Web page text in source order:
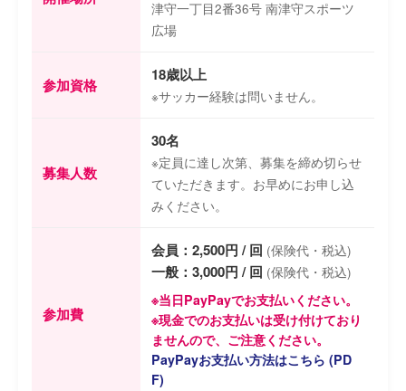
津守一丁目2番36号 南津守スポーツ
広場
参加資格
18歳以上
※サッカー経験は問いません。
募集人数
30名
※定員に達し次第、募集を締め切らせ
ていただきます。お早めにお申し込
みください。
参加費
会員：2,500円 / 回 (保険代・税込)
一般：3,000円 / 回 (保険代・税込)
※当日PayPayでお支払いください。
※現金でのお支払いは受け付けており
ませんので、ご注意ください。
PayPayお支払い方法はこちら (PD
F)